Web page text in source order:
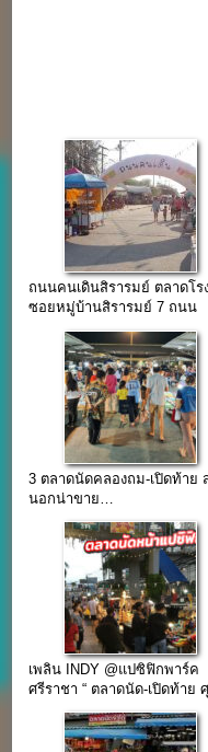
ถนนคนเดินสิรารมย์ ตลาดโร
ซอยหมู่บ้านสิรารมย์ 7 ถนน
3 ตลาดนัดคลองถม-เปิดท้าย
นอกน่าขาย…
เพลิน INDY @แปซิฟิกพาร์ค
ศรีราชา “ ตลาดนัด-เปิดท้าย